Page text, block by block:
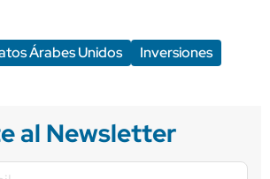
Árabes Unidos
Inversiones
al Newsletter